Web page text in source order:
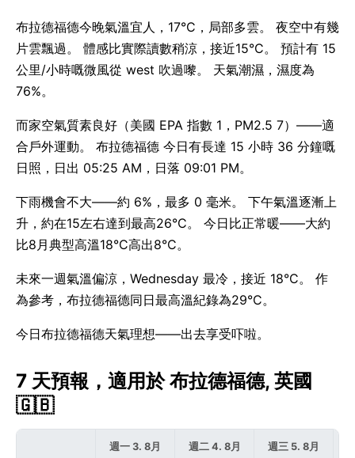
布拉德福德今晚氣溫宜人，17°C，局部多雲。 夜空中有幾
片雲飄過。 體感比實際讀數稍涼，接近15°C。 預計有 15
公里/小時嘅微風從 west 吹過嚟。 天氣潮濕，濕度為
76%。
而家空氣質素良好（美國 EPA 指數 1，PM2.5 7）——適
合戶外運動。 布拉德福德 今日有長達 15 小時 36 分鐘嘅
日照，日出 05:25 AM，日落 09:01 PM。
下雨機會不大——約 6%，最多 0 毫米。 下午氣溫逐漸上
升，約在15左右達到最高26°C。 今日比正常暖——大約
比8月典型高溫18°C高出8°C。
未來一週氣溫偏涼，Wednesday 最冷，接近 18°C。 作
為參考，布拉德福德同日最高溫紀錄為29°C。
今日布拉德福德天氣理想——出去享受吓啦。
7 天預報，適用於 布拉德福德, 英國
🇬🇧
週一 3. 8月 週二 4. 8月 週三 5. 8月